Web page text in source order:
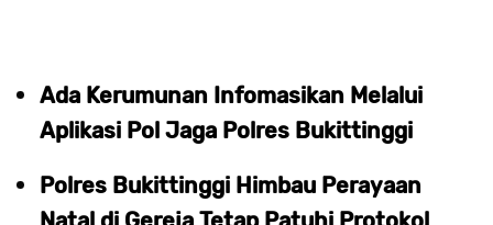
Ada Kerumunan Infomasikan Melalui
Aplikasi Pol Jaga Polres Bukittinggi
Polres Bukittinggi Himbau Perayaan